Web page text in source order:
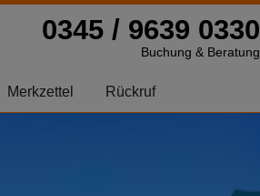
0345 / 9639 0330
Buchung & Beratung
Merkzettel Rückruf